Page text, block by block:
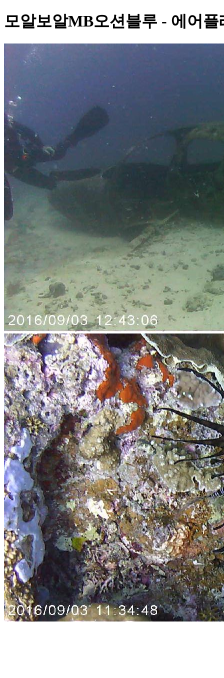
모알보알MB오션블루 - 에어플